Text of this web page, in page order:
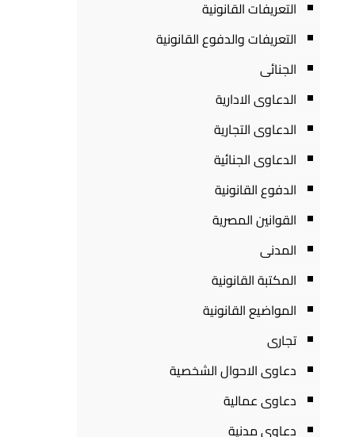
التعريفات القانونية
التعريفات والدفوع القانونية
الجنائى
الدعاوى الادارية
الدعاوى التجارية
الدعاوى الجنائية
الدفوع القانونية
القوانين المصرية
المدنى
المكتبة القانونية
المواضيع القانونية
تجارى
دعاوى الاحوال الشخصية
دعاوى عمالية
دعاوى مدنية